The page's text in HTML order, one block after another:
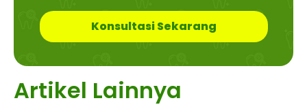
Konsultasi Sekarang
Artikel Lainnya